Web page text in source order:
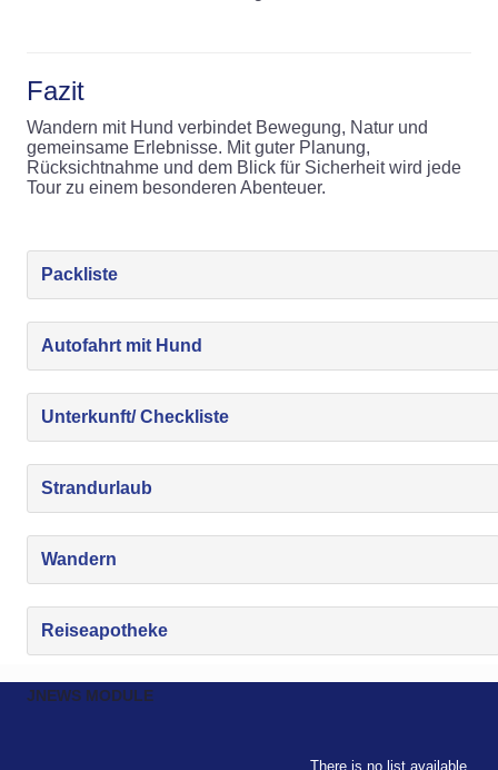
Fazit
Wandern mit Hund verbindet Bewegung, Natur und
gemeinsame Erlebnisse. Mit guter Planung,
Rücksichtnahme und dem Blick für Sicherheit wird jede
Tour zu einem besonderen Abenteuer.
Packliste
Autofahrt mit Hund
Unterkunft/ Checkliste
Strandurlaub
Wandern
Reiseapotheke
JNEWS MODULE
There is no list available.